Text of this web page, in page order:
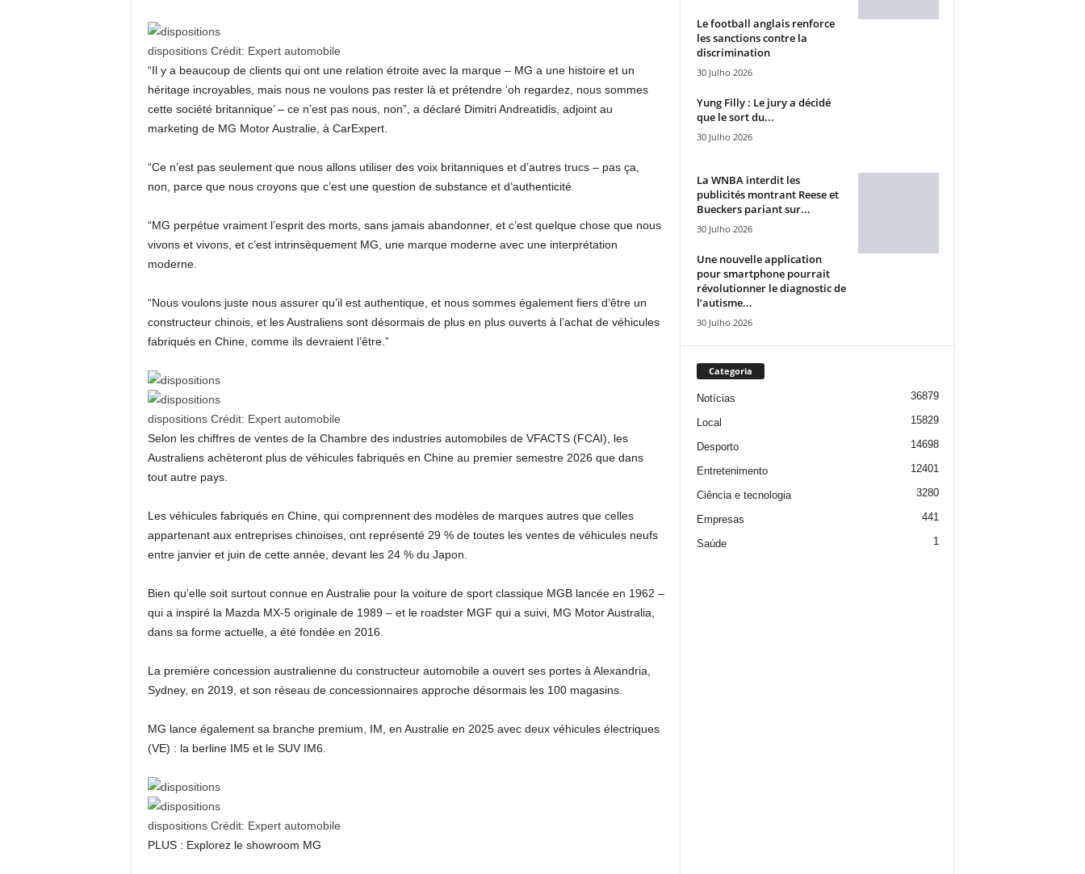
dispositionsCrédit: Expert automobile
“Il y a beaucoup de clients qui ont une relation étroite avec la marque – MG a une histoire et un
héritage incroyables, mais nous ne voulons pas rester là et prétendre ‘oh regardez, nous sommes
cette société britannique’ – ce n’est pas nous, non”, a déclaré Dimitri Andreatidis, adjoint au
marketing de MG Motor Australie, à CarExpert.
“Ce n’est pas seulement que nous allons utiliser des voix britanniques et d’autres trucs – pas ça,
non, parce que nous croyons que c’est une question de substance et d’authenticité.
“MG perpétue vraiment l’esprit des morts, sans jamais abandonner, et c’est quelque chose que nous
vivons et vivons, et c’est intrinsèquement MG, une marque moderne avec une interprétation
moderne.
“Nous voulons juste nous assurer qu’il est authentique, et nous sommes également fiers d’être un
constructeur chinois, et les Australiens sont désormais de plus en plus ouverts à l’achat de véhicules
fabriqués en Chine, comme ils devraient l’être.”
dispositionsCrédit: Expert automobile
Selon les chiffres de ventes de la Chambre des industries automobiles de VFACTS (FCAI), les
Australiens achèteront plus de véhicules fabriqués en Chine au premier semestre 2026 que dans
tout autre pays.
Les véhicules fabriqués en Chine, qui comprennent des modèles de marques autres que celles
appartenant aux entreprises chinoises, ont représenté 29 % de toutes les ventes de véhicules neufs
entre janvier et juin de cette année, devant les 24 % du Japon.
Bien qu’elle soit surtout connue en Australie pour la voiture de sport classique MGB lancée en 1962 –
qui a inspiré la Mazda MX-5 originale de 1989 – et le roadster MGF qui a suivi, MG Motor Australia,
dans sa forme actuelle, a été fondée en 2016.
La première concession australienne du constructeur automobile a ouvert ses portes à Alexandria,
Sydney, en 2019, et son réseau de concessionnaires approche désormais les 100 magasins.
MG lance également sa branche premium, IM, en Australie en 2025 avec deux véhicules électriques
(VE) : la berline IM5 et le SUV IM6.
dispositionsCrédit: Expert automobile
PLUS : Explorez le showroom MG
Le football anglais renforce
les sanctions contre la
discrimination
30 Julho 2026
Yung Filly : Le jury a décidé
que le sort du...
30 Julho 2026
La WNBA interdit les
publicités montrant Reese et
Bueckers pariant sur...
30 Julho 2026
Une nouvelle application
pour smartphone pourrait
révolutionner le diagnostic de
l’autisme...
30 Julho 2026
Categoria
Notícias 36879
Local 15829
Desporto 14698
Entretenimento 12401
Ciência e tecnologia 3280
Empresas 441
Saúde 1